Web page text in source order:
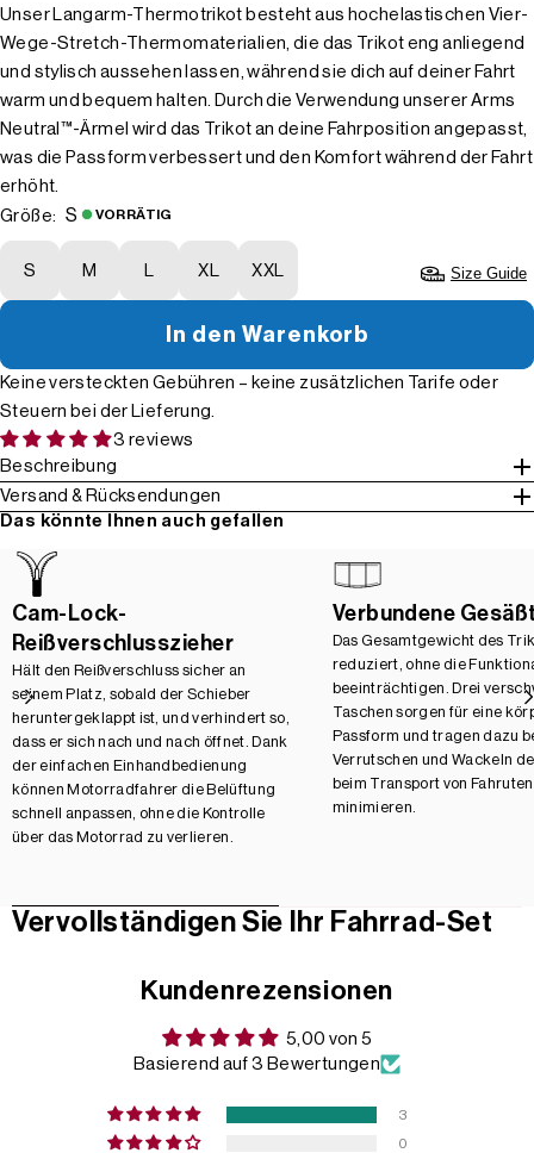
Unser Langarm-Thermotrikot besteht aus hochelastischen Vier-
Wege-Stretch-Thermomaterialien, die das Trikot eng anliegend
und stylisch aussehen lassen, während sie dich auf deiner Fahrt
warm und bequem halten. Durch die Verwendung unserer Arms
Neutral™-Ärmel wird das Trikot an deine Fahrposition angepasst,
was die Passform verbessert und den Komfort während der Fahrt
erhöht.
Größe:
S VORRÄTIG
S M XL XXL Size Guide
In den Warenkorb
Keine versteckten Gebühren – keine zusätzlichen Tarife oder
Steuern bei der Lieferung.
3 reviews
Beschreibung
Versand & Rücksendungen
Das könnte Ihnen auch gefallen
Cam-Lock-
Reißverschlusszieher
Hält den Reißverschluss sicher an
seinem Platz, sobald der Schieber
heruntergeklappt ist, und verhindert so,
dass er sich nach und nach öffnet. Dank
der einfachen Einhandbedienung
können Motorradfahrer die Belüftung
schnell anpassen, ohne die Kontrolle
über das Motorrad zu verlieren.
Verbundene
Das Gesamtgewicht des
reduziert, ohne die
beeinträchtigen. Drei
Taschen sorgen für eine
Passform und tragen dazu
Verrutschen und Wackeln
beim Transport von
minimieren.
Vervollständigen Sie Ihr Fahrrad-Set
Kundenrezensionen
5,00 von 5
Basierend auf 3 Bewertungen
3
0